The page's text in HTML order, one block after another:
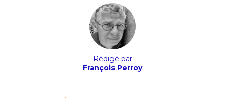
Rédigé par
François Perroy